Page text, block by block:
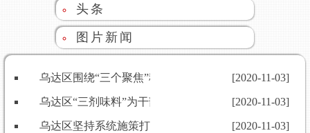
头条
图片新闻
乌达区围绕“三个聚焦”​稳慎开展公务员职级晋升工作
[2020-11-03]
乌达区“三剂味料”为干部考察注精髓 [2020-11-03]
乌达区坚持系统施策打造“硬核”选调生队伍[2020-11-03]